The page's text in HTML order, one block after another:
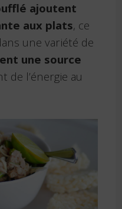
ajoutent
aux plats, ce
une variété de
une source
de l’énergie au